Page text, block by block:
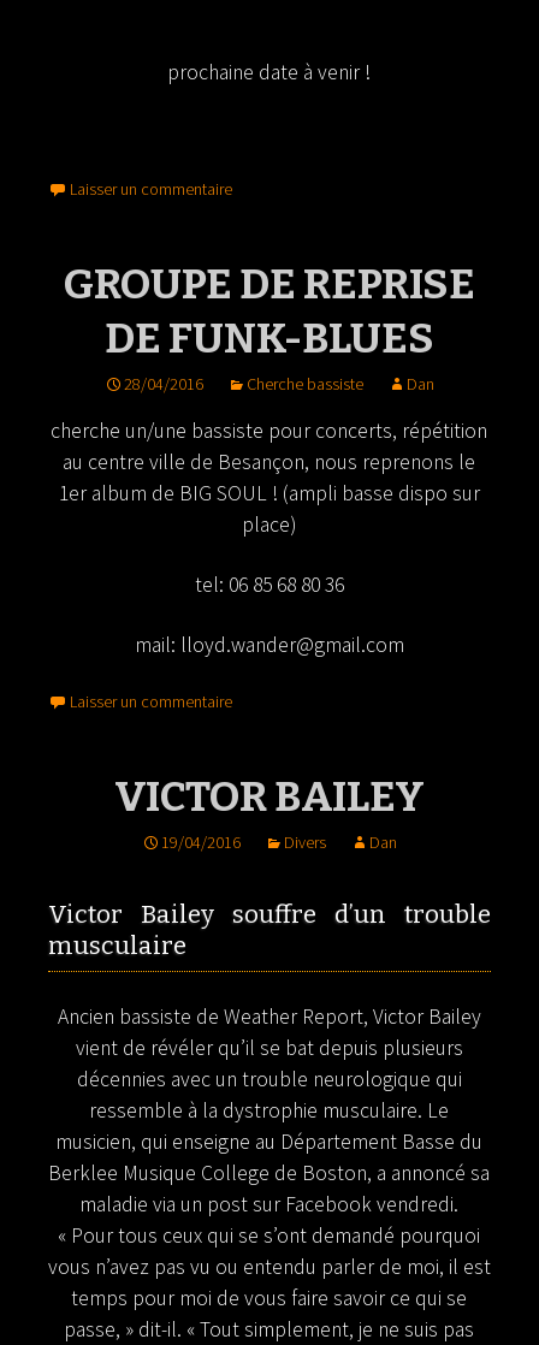
prochaine date à venir !
Laisser un commentaire
GROUPE DE REPRISE
DE FUNK-BLUES
28/04/2016 Cherche bassiste Dan
cherche un/une bassiste pour concerts, répétition
au centre ville de Besançon, nous reprenons le
1er album de BIG SOUL ! (ampli basse dispo sur
place)
tel: 06 85 68 80 36
mail: lloyd.wander@gmail.com
Laisser un commentaire
VICTOR BAILEY
19/04/2016 Divers Dan
Victor Bailey souffre d’un trouble
musculaire
Ancien bassiste de Weather Report, Victor Bailey
vient de révéler qu’il se bat depuis plusieurs
décennies avec un trouble neurologique qui
ressemble à la dystrophie musculaire. Le
musicien, qui enseigne au Département Basse du
Berklee Musique College de Boston, a annoncé sa
maladie via un post sur Facebook vendredi.
« Pour tous ceux qui se s’ont demandé pourquoi
vous n’avez pas vu ou entendu parler de moi, il est
temps pour moi de vous faire savoir ce qui se
passe, » dit-il. « Tout simplement, je ne suis pas